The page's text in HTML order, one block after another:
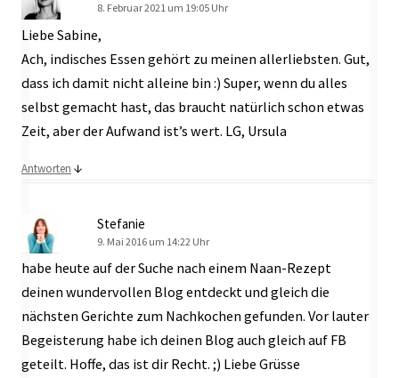
8. Februar 2021 um 19:05 Uhr
Liebe Sabine,
Ach, indisches Essen gehört zu meinen allerliebsten. Gut,
dass ich damit nicht alleine bin :) Super, wenn du alles
selbst gemacht hast, das braucht natürlich schon etwas
Zeit, aber der Aufwand ist’s wert. LG, Ursula
Antworten ↓
Stefanie
9. Mai 2016 um 14:22 Uhr
habe heute auf der Suche nach einem Naan-Rezept
deinen wundervollen Blog entdeckt und gleich die
nächsten Gerichte zum Nachkochen gefunden. Vor lauter
Begeisterung habe ich deinen Blog auch gleich auf FB
geteilt. Hoffe, das ist dir Recht. ;) Liebe Grüsse